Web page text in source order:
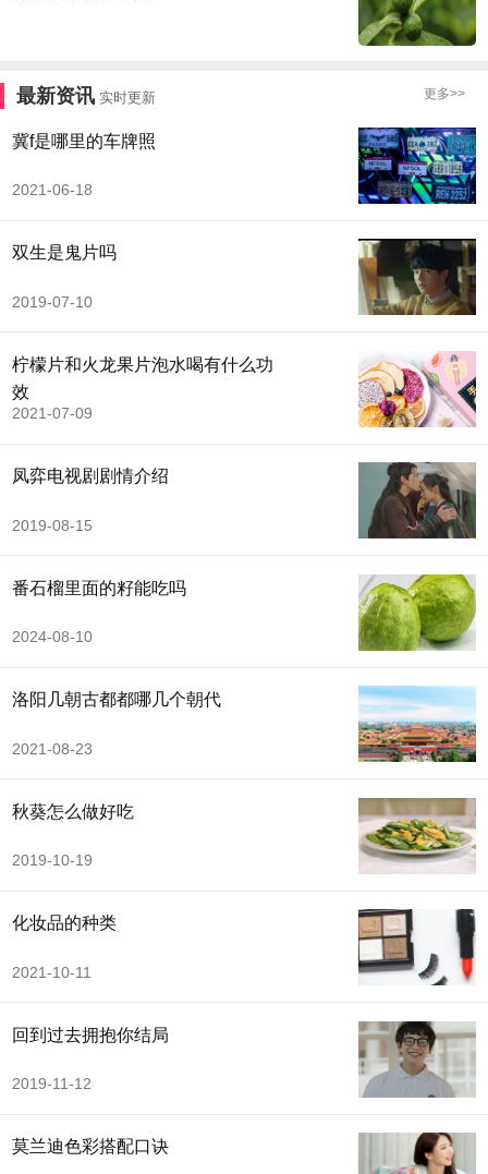
最新资讯 实时更新 更多>>
冀f是哪里的车牌照
2021-06-18
双生是鬼片吗
2019-07-10
柠檬片和火龙果片泡水喝有什么功
效
2021-07-09
凤弈电视剧剧情介绍
2019-08-15
番石榴里面的籽能吃吗
2024-08-10
洛阳几朝古都都哪几个朝代
2021-08-23
秋葵怎么做好吃
2019-10-19
化妆品的种类
2021-10-11
回到过去拥抱你结局
2019-11-12
莫兰迪色彩搭配口诀